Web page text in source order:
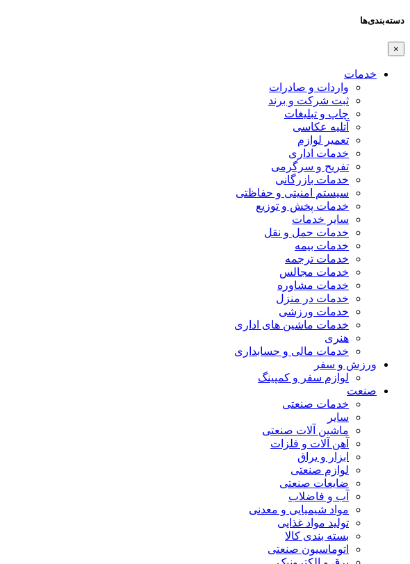
دسته‌بندی‌ها
×
خدمات
واردات و صادرات
ثبت شرکت و برند
چاپ و تبلیغات
آتلیه عکاسی
تعمیر لوازم
خدمات اداری
تفریح و سرگرمی
خدمات بازرگانی
سیستم امنیتی و حفاظتی
خدمات پخش و توزیع
سایر خدمات
خدمات حمل و نقل
خدمات بیمه
خدمات ترجمه
خدمات مجالس
خدمات مشاوره
خدمات در منزل
خدمات ورزشی
خدمات ماشین های اداری
هنری
خدمات مالی و حسابداری
ورزش و سفر
لوازم سفر و کمپینگ
صنعت
خدمات صنعتی
سایر
ماشین آلات صنعتی
آهن آلات و فلزات
ابزار و یراق
لوازم صنعتی
ضایعات صنعتی
آب و فاضلاب
مواد شیمیایی و معدنی
تولید مواد غذایی
بسته بندی کالا
اتوماسیون صنعتی